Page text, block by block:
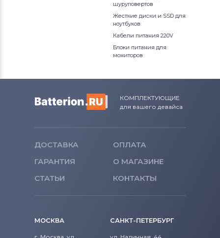
шуруповертов
Жесткие диски и SSD для
ноутбуков
Кабели питания 220V
Блоки питания для
мониторов
КОМПЛЕКТУЮЩИЕ
для вашего девайса
ДОСТАВКА
ОПЛАТА
ГАРАНТИЯ
О МАГАЗИНЕ
СТАТЬИ
КОНТАКТЫ
МОСКВА САНКТ-ПЕТЕРБУРГ